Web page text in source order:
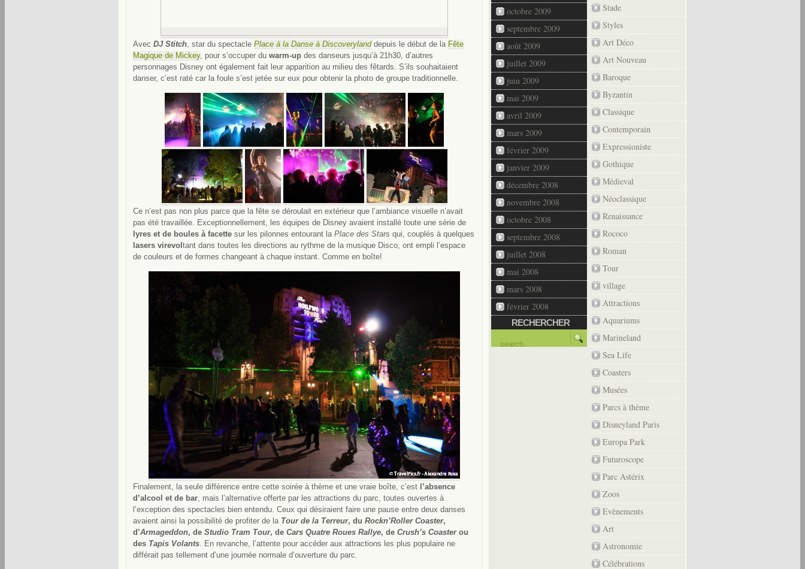
Avec DJ Stitch, star du spectacle Place à la Danse à Discoverylanddepuis le début de la Fête
Magique de Mickey, pour s’occuper du warm-up des danseurs jusqu’à 21h30, d’autres
personnages Disney ont également fait leur apparition au milieu des fêtards. S’ils souhaitaient
danser, c’est raté car la foule s’est jetée sur eux pour obtenir la photo de groupe traditionnelle.
Ce n’est pas non plus parce que la fête se déroulait en extérieur que l’ambiance visuelle n’avait
pas été travaillée. Exceptionnellement, les équipes de Disney avaient installé toute une série de
lyres et de boules à facette sur les pilonnes entourant la Place des Stars qui, couplés à quelques
lasers virevol tant dans toutes les directions au rythme de la musique Disco, ont empli l’espace
de couleurs et de formes changeant à chaque instant. Comme en boîte!
Finalement, la seule différence entre cette soirée à thème et une vraie boîte, c’est l’absence
d’alcool et de bar, mais l’alternative offerte par les attractions du parc, toutes ouvertes à
l’exception des spectacles bien entendu. Ceux qui désiraient faire une pause entre deux danses
avaient ainsi la possibilité de profiter de la Tour de la Terreur, du Rockn’Roller Coaster,
d’Armageddon, de Studio Tram Tour, de Cars Quatre Roues Rallye, de Crush’s Coasterou
des Tapis Volants. En revanche, l’attente pour accéder aux attractions les plus populaire ne
différait pas tellement d’une journée normale d’ouverture du parc.
octobre 2009
septembre 2009
août 2009
juillet 2009
juin 2009
mai 2009
avril 2009
mars 2009
février 2009
janvier 2009
décembre 2008
novembre 2008
octobre 2008
septembre 2008
juillet 2008
mai 2008
mars 2008
février 2008
RECHERCHER
Stade
Styles
Art Déco
Art Nouveau
Baroque
Byzantin
Classique
Contemporain
Expressioniste
Gothique
Médieval
Néoclassique
Renaissance
Rococo
Roman
Tour
village
Attractions
Aquariums
Marineland
Sea Life
Coasters
Musées
Parcs à thème
Disneyland Paris
Europa Park
Futuroscope
Parc Astérix
Zoos
Evènements
Art
Astronomie
Célébrations